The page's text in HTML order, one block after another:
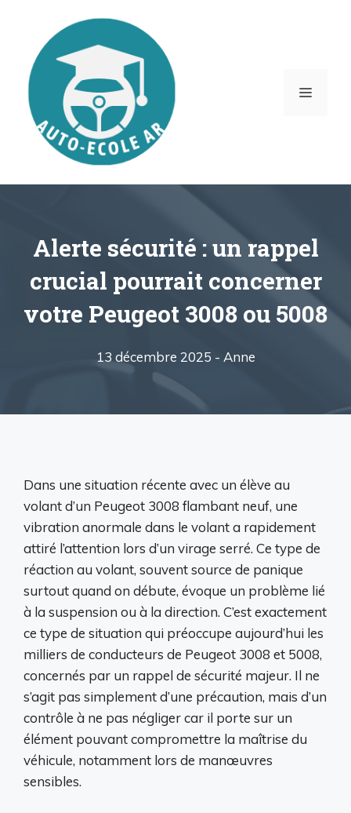
contenu
MENU
Alerte sécurité : un rappel
crucial pourrait concerner
votre Peugeot 3008 ou 5008
13 décembre 2025 - Anne
Dans une situation récente avec un élève au
volant d’un Peugeot 3008 flambant neuf, une
vibration anormale dans le volant a rapidement
attiré l’attention lors d’un virage serré. Ce type de
réaction au volant, souvent source de panique
surtout quand on débute, évoque un problème lié
à la suspension ou à la direction. C’est exactement
ce type de situation qui préoccupe aujourd’hui les
milliers de conducteurs de Peugeot 3008 et 5008,
concernés par un rappel de sécurité majeur. Il ne
s’agit pas simplement d’une précaution, mais d’un
contrôle à ne pas négliger car il porte sur un
élément pouvant compromettre la maîtrise du
véhicule, notamment lors de manœuvres
sensibles.